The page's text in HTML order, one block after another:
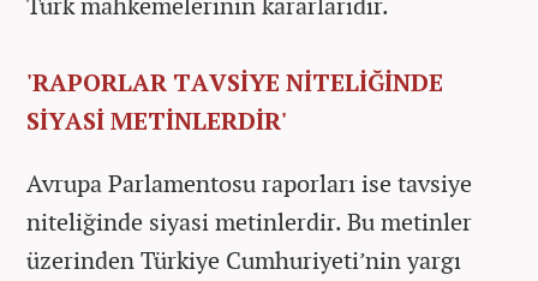
'RAPORLAR TAVSİYE NİTELİĞİNDE
SİYASİ METİNLERDİR'
Avrupa Parlamentosu raporları ise tavsiye
niteliğinde siyasi metinlerdir. Bu metinler
üzerinden Türkiye Cumhuriyeti’nin yargı